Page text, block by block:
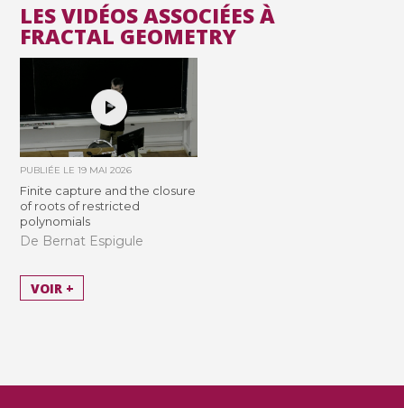
LES VIDÉOS ASSOCIÉES À
FRACTAL GEOMETRY
PUBLIÉE LE19 MAI 2026
Finite capture and the closure
of roots of restricted
polynomials
De Bernat Espigule
VOIR +